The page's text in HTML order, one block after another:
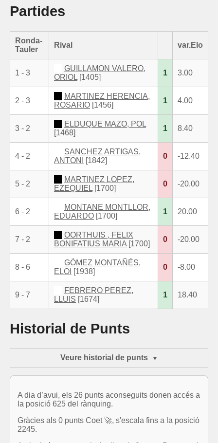
Partides
Ronda-
Tauler
Rival var.Elo
1 - 3
GUILLAMON VALERO,
ORIOL [1405]
1 3.00
2 - 3
MARTINEZ HERENCIA,
ROSARIO [1456]
1 4.00
3 - 2
ELDUQUE MAZO, POL
[1468]
1 8.40
4 - 2
SANCHEZ ARTIGAS,
ANTONI
[1842]
0 -12.40
5 - 2
MARTINEZ LOPEZ,
EZEQUIEL [1700]
0 -20.00
6 - 2
MONTANE MONTLLOR,
EDUARDO [1700]
1 20.00
7 - 2
OORTHUIS , FELIX
BONIFATIUS MARIA [1700]
0 -20.00
8 - 6
GÓMEZ MONTAÑÉS,
ELOI [1938]
0 -8.00
9 - 7
FEBRERO PEREZ,
LLUIS [1674]
1 18.40
Historial de Punts
Veure historial de punts
A dia d’avui, els 26 punts aconseguits donen accés a
la posició 625 del rànquing.
Gràcies als 0 punts Coet 🚀, s'escala fins a la posició
2245.